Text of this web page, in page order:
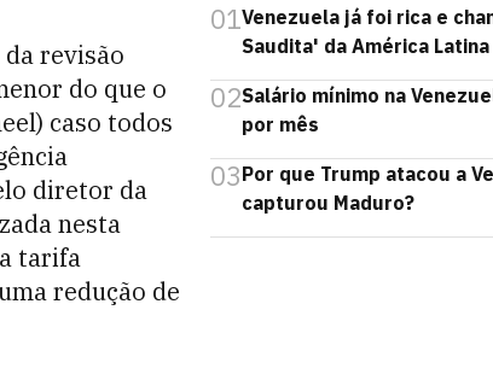
revisão
do que o
caso todos
diretor da
nesta
tarifa
redução de
01Venezuela já foi rica e
Saudita' da América Latina
02Salário mínimo na
por mês
03Por que Trump atacou a
capturou Maduro?